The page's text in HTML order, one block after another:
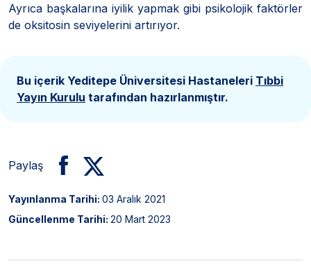
Ayrıca başkalarına iyilik yapmak gibi psikolojik faktörler
de oksitosin seviyelerini artırıyor.
Bu içerik Yeditepe Üniversitesi Hastaneleri Tıbbi
Yayın Kurulu tarafından hazırlanmıştır.
Paylaş
Yayınlanma Tarihi: 03 Aralık 2021
Güncellenme Tarihi: 20 Mart 2023